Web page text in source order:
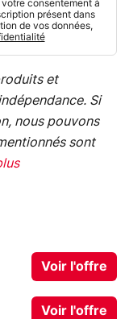
consentement à
présent dans
de vos données,
et
Si
nous pouvons
sont
Voir l'offre
Voir l'offre